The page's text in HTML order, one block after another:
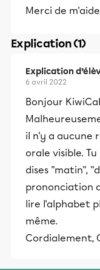
Merci de
Explication (1)
Explication
6 avril 2022
Bonjour
il n'y a aucune
orale visible.
dises "matin",
prononciation
lire l'alphabet
même.
Cordialement,